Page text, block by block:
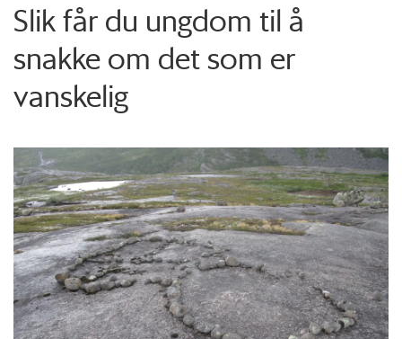
Slik får du ungdom til å
snakke om det som er
vanskelig